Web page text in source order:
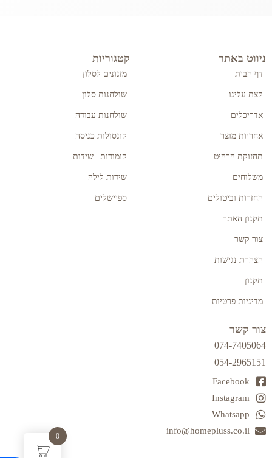
ניווט באתר
דף הבית
קצת עלינו
אדריכלים
אחריות מוצר
תחזוקת הרהיט
משלוחים
החזרות וביטולים
תקנון האתר
צור קשר
הצהרת נגישות
תקנון
מדיניות פרטיות
קטגוריות
מזנונים לסלון
שולחנות סלון
שולחנות עבודה
קונסולות כניסה
קומודות | שידות
שידות לילה
ספיישלים
צור קשר
074-7405064
054-2965151
Facebook
Instagram
Whatsapp
info@homepluss.co.il
0